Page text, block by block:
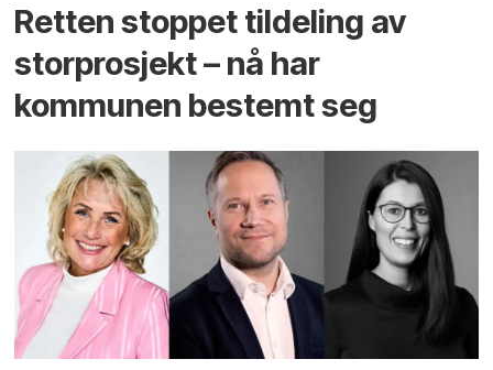
Retten stoppet tildeling av
storprosjekt – nå har
kommunen bestemt seg